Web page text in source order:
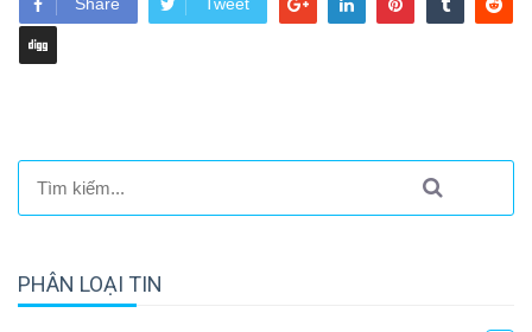
Share
Tweet
PHÂN LOẠI TIN